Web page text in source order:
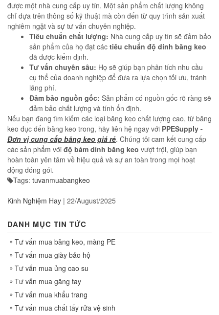
được một nhà cung cấp uy tín. Một sản phẩm chất lượng không
chỉ dựa trên thông số kỹ thuật mà còn đến từ quy trình sản xuất
nghiêm ngặt và sự tư vấn chuyên nghiệp.
Tiêu chuẩn chất lượng: Nhà cung cấp uy tín sẽ đảm bảo
sản phẩm của họ đạt các tiêu chuẩn độ dính băng keo
đã được kiểm định.
Tư vấn chuyên sâu: Họ sẽ giúp bạn phân tích nhu cầu
cụ thể của doanh nghiệp để đưa ra lựa chọn tối ưu, tránh
lãng phí.
Đảm bảo nguồn gốc: Sản phẩm có nguồn gốc rõ ràng sẽ
đảm bảo chất lượng và tính ổn định.
Nếu bạn đang tìm kiếm các loại băng keo chất lượng cao, từ băng
keo đục đến băng keo trong, hãy liên hệ ngay với PPESupply -
Đơn vị cung cấp băng keo giá rẻ. Chúng tôi cam kết cung cấp
các sản phẩm với độ bám dính băng keo vượt trội, giúp bạn
hoàn toàn yên tâm về hiệu quả và sự an toàn trong mọi hoạt
động đóng gói.
Tags: tuvanmuabangkeo
Kinh Nghiệm Hay | 22/August/2025
DANH MỤC TIN TỨC
Tư vấn mua băng keo, màng PE
Tư vấn mua giày bảo hộ
Tư vấn mua ủng cao su
Tư vấn mua găng tay
Tư vấn mua khẩu trang
Tư vấn mua chất tẩy rửa vệ sinh